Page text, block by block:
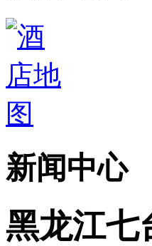
新闻中心
黑龙江七